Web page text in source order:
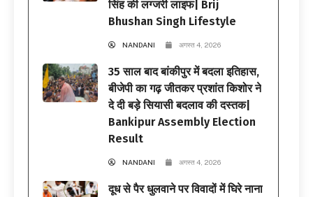
सिंह की लग्जरी लाइफ| Brij
Bhushan Singh Lifestyle
NANDANI अगस्त 4, 2026
35 साल बाद बांकीपुर में बदला इतिहास,
बीजेपी का गढ़ जीतकर प्रशांत किशोर ने
दे दी बड़े सियासी बदलाव की दस्तक|
Bankipur Assembly Election
Result
NANDANI अगस्त 4, 2026
दूध से पैर धुलवाने पर विवादों में घिरे नाना